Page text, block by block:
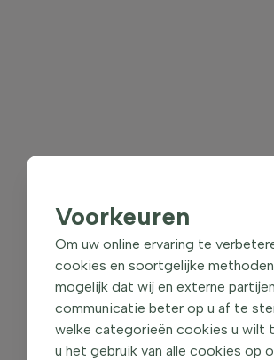
Voorkeuren
Om uw online ervaring te
cookies en soortgelijke
mogelijk dat wij en externe
communicatie beter op u af te
welke categorieën cookies u wilt
u het gebruik van alle cookies op